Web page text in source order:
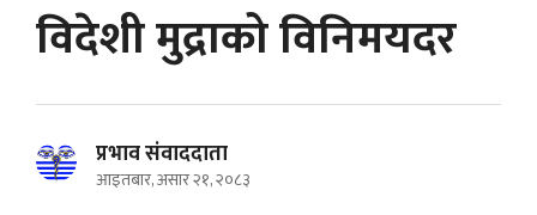
विदेशी मुद्राको विनिमयदर
प्रभाव संवाददाता
आइतबार, असार २१, २०८३